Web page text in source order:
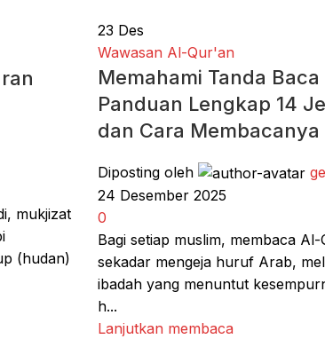
mukjizat
(hudan)
23 Des
Wawasan Al-Qur'an
Memahami Tanda
Panduan Lengkap 14
dan Cara Membacanya
Diposting oleh
24 Desember 2025
0
Bagi setiap muslim, membaca
sekadar mengeja huruf Arab,
ibadah yang menuntut
h...
Lanjutkan membaca